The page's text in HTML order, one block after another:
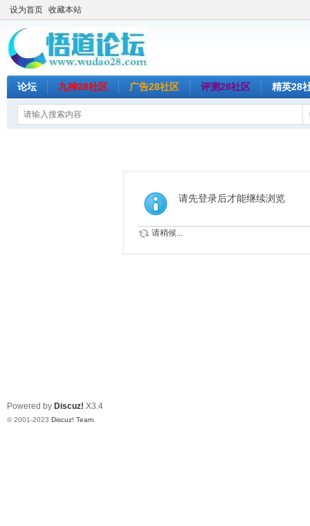
设为首页 收藏本站
论坛 九神28社区 广告28社区 评测28社区 精英28
请先登录后才能继续浏览
请稍候...
Powered by Discuz! X3.4
© 2001-2023 Discuz! Team